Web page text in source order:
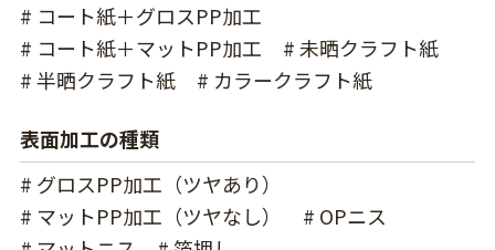
# コート紙＋グロスPP加工
# コート紙＋マットPP加工
# 未晒クラフト紙
# 半晒クラフト紙
# カラークラフト紙
表面加工の種類
# グロスPP加工（ツヤあり）
# マットPP加工（ツヤなし）
# OPニス